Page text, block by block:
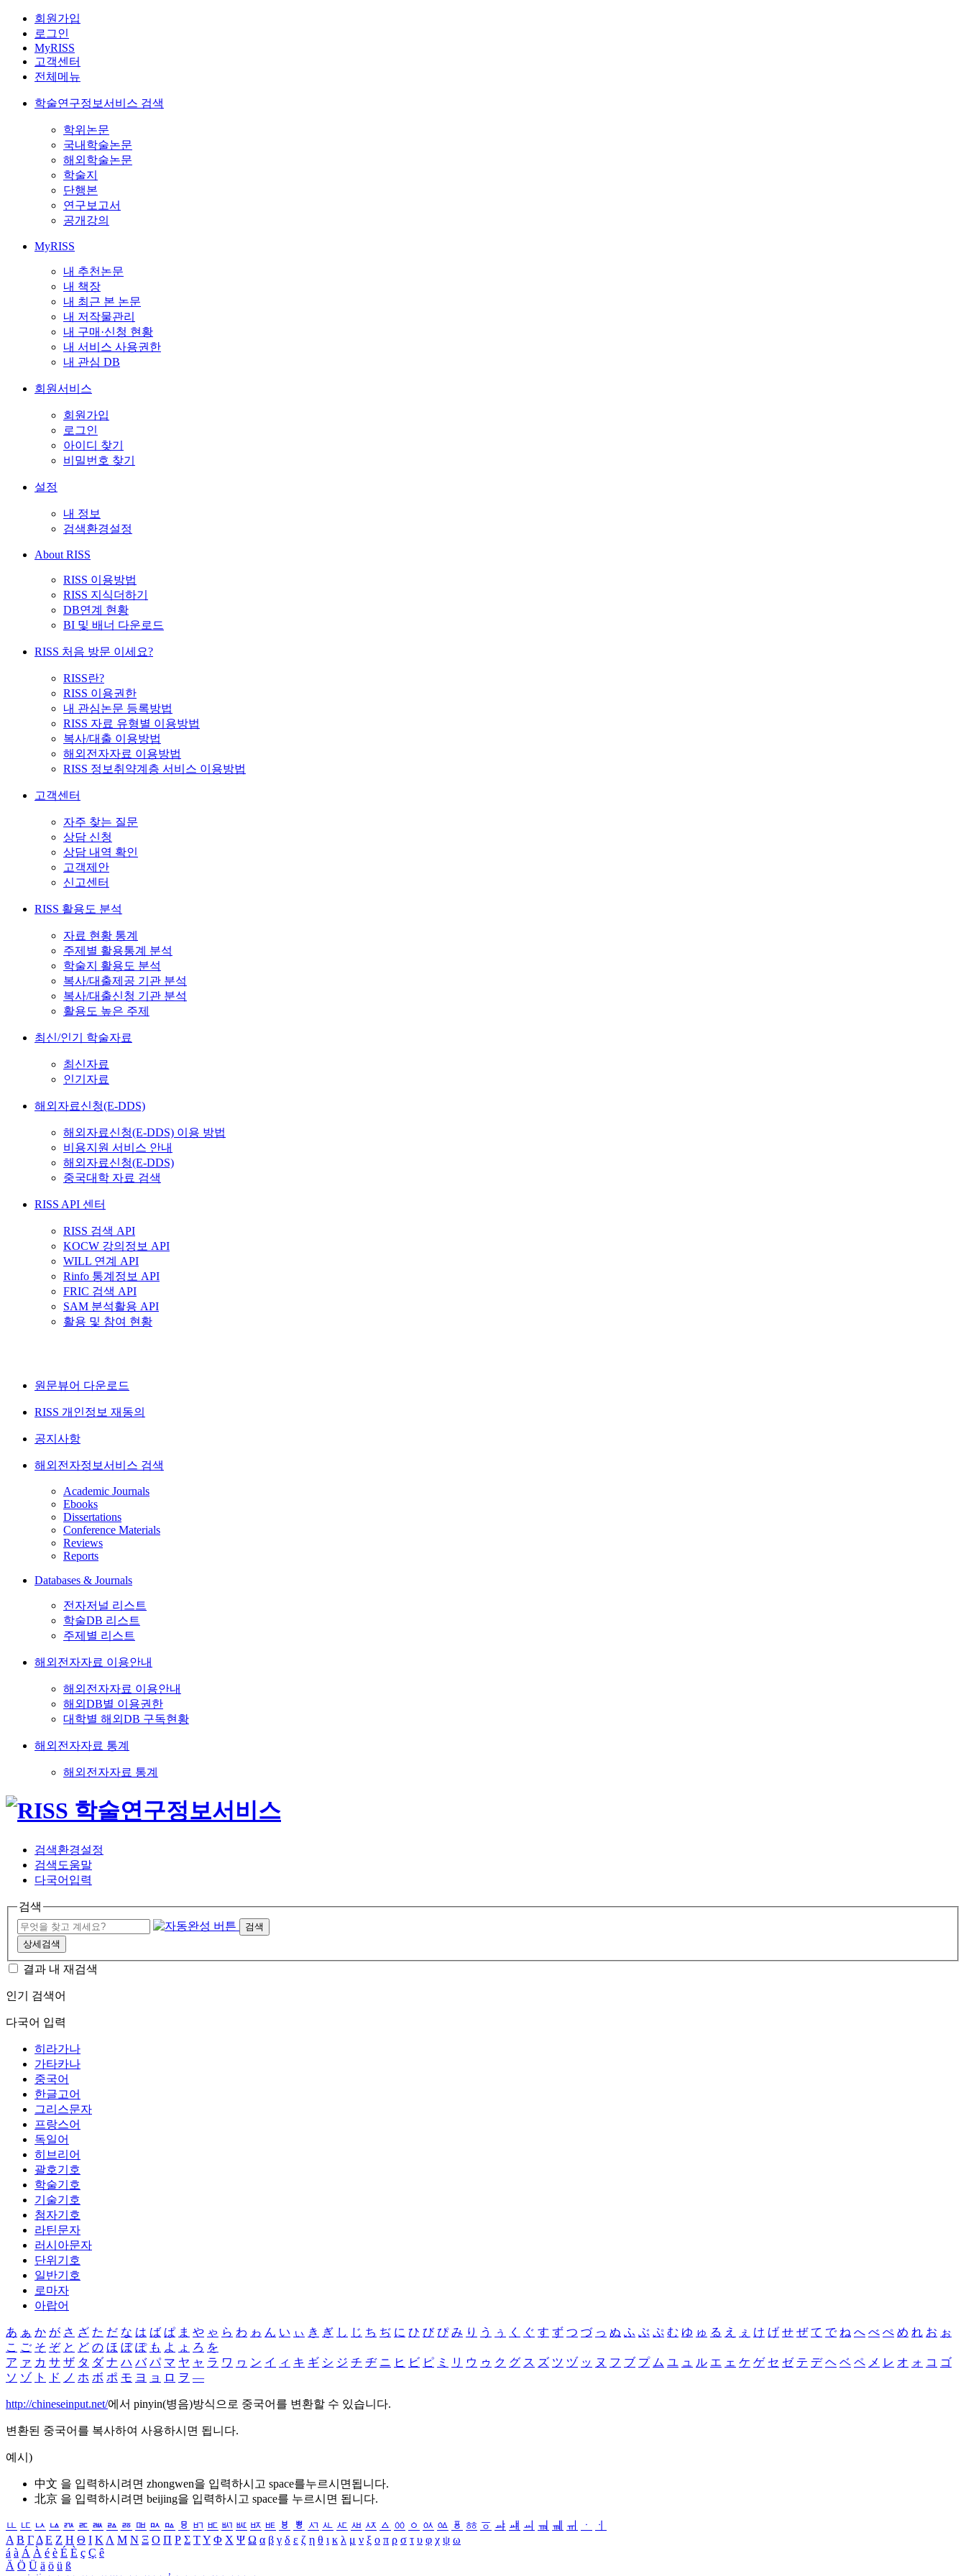
회원가입
로그인
MyRISS
고객센터
전체메뉴
학술연구정보서비스 검색
학위논문
국내학술논문
해외학술논문
학술지
단행본
연구보고서
공개강의
MyRISS
내 추천논문
내 책장
내 최근 본 논문
내 저작물관리
내 구매·신청 현황
내 서비스 사용권한
내 관심 DB
회원서비스
회원가입
로그인
아이디 찾기
비밀번호 찾기
설정
내 정보
검색환경설정
About RISS
RISS 이용방법
RISS 지식더하기
DB연계 현황
BI 및 배너 다운로드
RISS 처음 방문 이세요?
RISS란?
RISS 이용권한
내 관심논문 등록방법
RISS 자료 유형별 이용방법
복사/대출 이용방법
해외전자자료 이용방법
RISS 정보취약계층 서비스 이용방법
고객센터
자주 찾는 질문
상담 신청
상담 내역 확인
고객제안
신고센터
RISS 활용도 분석
자료 현황 통계
주제별 활용통계 분석
학술지 활용도 분석
복사/대출제공 기관 분석
복사/대출신청 기관 분석
활용도 높은 주제
최신/인기 학술자료
최신자료
인기자료
해외자료신청(E-DDS)
해외자료신청(E-DDS) 이용 방법
비용지원 서비스 안내
해외자료신청(E-DDS)
중국대학 자료 검색
RISS API 센터
RISS 검색 API
KOCW 강의정보 API
WILL 연계 API
Rinfo 통계정보 API
FRIC 검색 API
SAM 분석활용 API
활용 및 참여 현황
원문뷰어 다운로드
RISS 개인정보 재동의
공지사항
해외전자정보서비스 검색
Academic Journals
Ebooks
Dissertations
Conference Materials
Reviews
Reports
Databases & Journals
전자저널 리스트
학술DB 리스트
주제별 리스트
해외전자자료 이용안내
해외전자자료 이용안내
해외DB별 이용권한
대학별 해외DB 구독현황
해외전자자료 통계
해외전자자료 통계
검색환경설정
검색도움말
다국어입력
검색
검색
상세검색
결과 내 재검색
인기 검색어
다국어 입력
히라가나
가타카나
중국어
한글고어
그리스문자
프랑스어
독일어
히브리어
괄호기호
학술기호
기술기호
첨자기호
라틴문자
러시아문자
단위기호
일반기호
로마자
아랍어
あ ぁ か が さ ざ た だ な は ば ぱ ま や ゃ ら わ ゎ ん い ぃ き ぎ し じ ち ぢ に ひ び ぴ み り う ぅ く ぐ す ず つ づ っ ぬ ふ ぶ ぷ む ゆ ゅ る え ぇ け げ せ ぜ て で ね へ べ ぺ め れ お ぉ
こ ご そ ぞ と ど の ほ ぼ ぽ も よ ょ ろ を
ア ァ カ サ ザ タ ダ ナ ハ バ パ マ ヤ ャ ラ ワ ヮ ン イ ィ キ ギ シ ジ チ ヂ ニ ヒ ビ ピ ミ リ ウ ゥ ク グ ス ズ ツ ヅ ッ ヌ フ ブ プ ム ユ ュ ル エ ェ ケ ゲ セ ゼ テ デ ヘ ベ ペ メ レ オ ォ コ ゴ
ソ ゾ ト ド ノ ホ ボ ポ モ ヨ ョ ロ ヲ ―
http://chineseinput.net/에서 pinyin(병음)방식으로 중국어를 변환할 수 있습니다.
변환된 중국어를 복사하여 사용하시면 됩니다.
예시)
中文 을 입력하시려면 zhongwen을 입력하시고 space를누르시면됩니다.
北京 을 입력하시려면 beijing을 입력하시고 space를 누르시면 됩니다.
ㅥ ㅦ ㅧ ㅨ ㅩ ㅪ ㅫ ㅬ ㅭ ㅮ ㅯ ㅰ ㅱ ㅲ ㅳ ㅴ ㅵ ㅶ ㅷ ㅸ ㅹ ㅺ ㅻ ㅼ ㅽ ㅾ ㅿ ㆀ ㆁ ㆂ ㆃ ㆄ ㆅ ㆆ ㆇ ㆈ ㆉ ㆊ ㆋ ㆌ ㆍ
ㆎ
Α Β ΓΔ Ε Ζ Η Θ Ι ΚΛ Μ Ν Ξ Ο Π Ρ Σ ΤΥ Φ Χ Ψ Ω α β γ δ ε ζ η θ ι κ λ μ ν ξ ο π ρ σ τ υ φ χ ψ ω
á à Á À é è É È ç Ç ê
Ä Ö Ü ä ö ü ß